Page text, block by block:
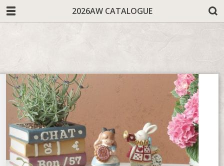
2026AW CATALOGUE